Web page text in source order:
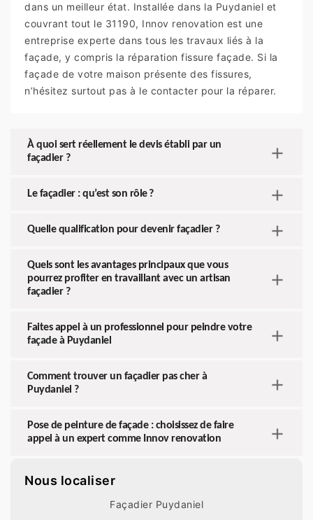
dans un meilleur état. Installée dans la Puydaniel et
couvrant tout le 31190, Innov renovation est une
entreprise experte dans tous les travaux liés à la
façade, y compris la réparation fissure façade. Si la
façade de votre maison présente des fissures,
n’hésitez surtout pas à le contacter pour la réparer.
À quoi sert réellement le devis établi par un
façadier ?
Le façadier : qu’est son rôle ?
Quelle qualification pour devenir façadier ?
Quels sont les avantages principaux que vous
pourrez profiter en travaillant avec un artisan
façadier ?
Faites appel à un professionnel pour peindre votre
façade à Puydaniel
Comment trouver un façadier pas cher à
Puydaniel ?
Pose de peinture de façade : choisissez de faire
appel à un expert comme Innov renovation
Nous localiser
Façadier Puydaniel